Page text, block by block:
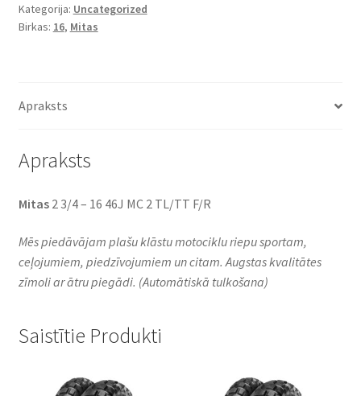
16
46J
Kategorija: Uncategorized
Birkas: 16, Mitas
Apraksts
Apraksts
Mitas2 3/4 – 16 46J MC 2 TL/TT F/R
Mēs piedāvājam plašu klāstu motociklu riepu sportam,
ceļojumiem, piedzīvojumiem un citam. Augstas kvalitātes
zīmoli ar ātru piegādi. (Automātiskā tulkošana)
Saistītie Produkti